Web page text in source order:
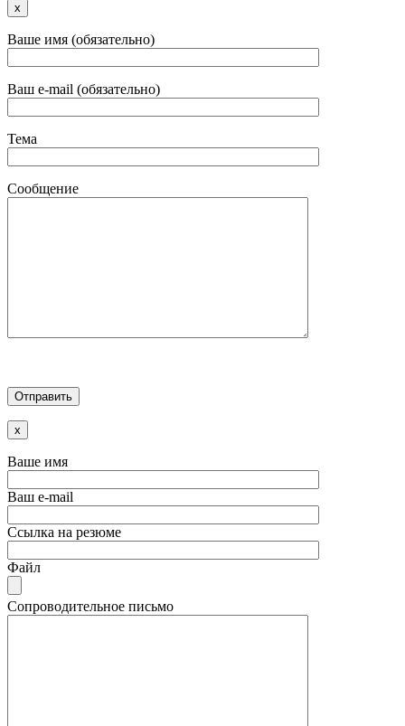
x
Ваше имя (обязательно)
Ваш e-mail (обязательно)
Тема
Сообщение
x
Ваше имя
Ваш e-mail
Ссылка на резюме
Файл
Сопроводительное письмо